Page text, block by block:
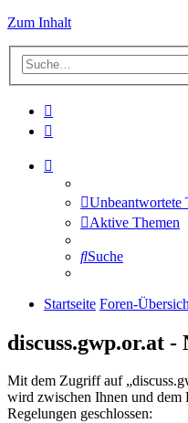
Zum Inhalt
Unbeantwortete
Aktive Themen
Suche
Startseite Foren-
discuss.gwp.or.at -
Mit dem Zugriff auf
wird zwischen Ihnen und dem
Regelungen geschlossen: